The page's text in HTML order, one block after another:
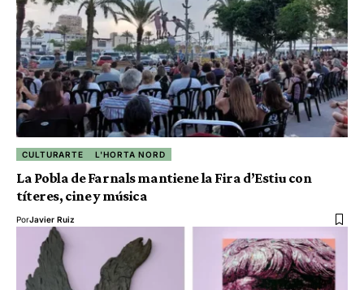
CULTURARTE L'HORTA NORD
La Pobla de Farnals mantiene la Fira d’Estiu con
títeres, cine y música
PorJavier Ruiz